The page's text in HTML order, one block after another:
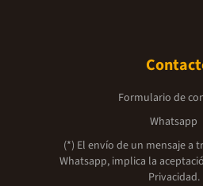
Formulario de
Whatsapp
(*) El envío de un mensaje a
Whatsapp, implica la
Privacidad.